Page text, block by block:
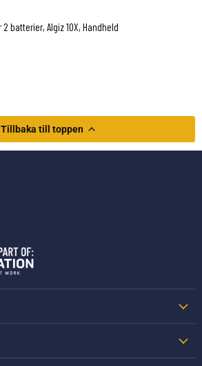
batterier, Algiz 10X, Handheld
Tillbaka till toppen